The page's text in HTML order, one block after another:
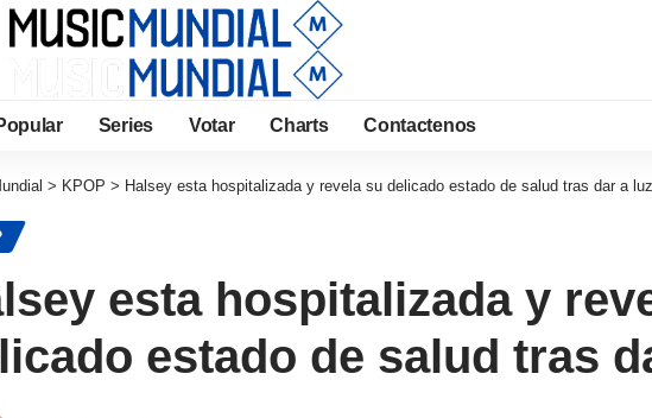
Series Votar Charts Contactenos
> KPOP > Halsey esta hospitalizada y revela su delicado estado de salud tras dar a luz
esta hospitalizada y
estado de salud tras